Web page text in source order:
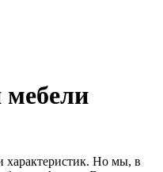
характеристик. Но мы, в